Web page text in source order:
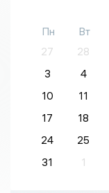
Пн Вт
27
28
3
4
10
11
17
18
24
25
31
1